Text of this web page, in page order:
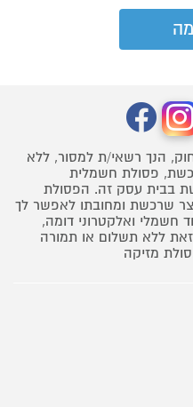
הנך רשאי/ת למסור, ללא
פסולת חשמלית
בבית עסק זה. הפסולת
שרכשת ומחובתו לאפשר לך
חשמלי ואלקטרוני דומה,
ללא תשלום או תמורה
מזיקה